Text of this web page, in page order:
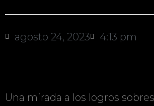
agosto 24, 2023 4:13 pm
Una mirada a los logros